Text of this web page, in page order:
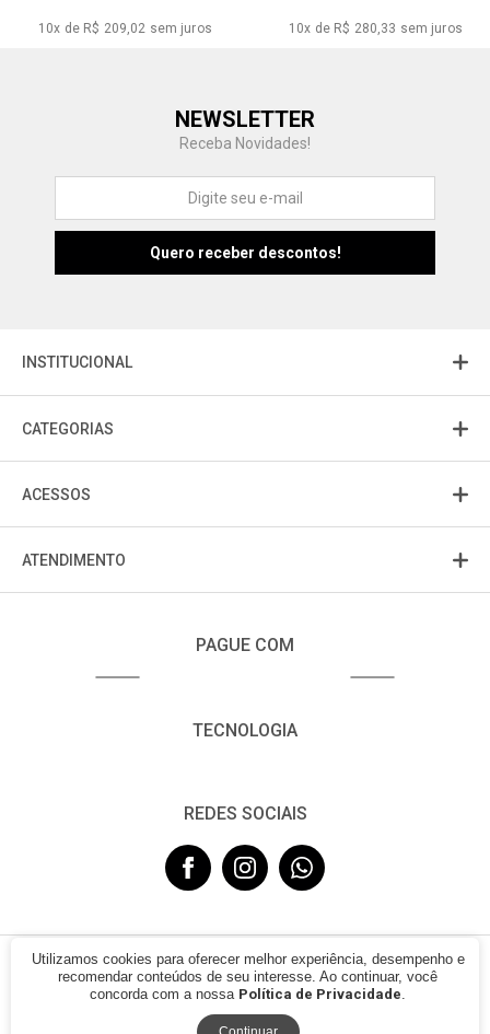
10x de R$ 209,02 sem juros 10x de R$ 280,33 sem juros
NEWSLETTER
Receba Novidades!
INSTITUCIONAL
CATEGORIAS
ACESSOS
ATENDIMENTO
PAGUE COM
TECNOLOGIA
REDES SOCIAIS
© 2021 - FUJISOM. CNPJ: 08.683.782/0001-12. Todos os direitos
reservados.
Fu Fujisom
Utilizamos cookies para oferecer melhor experiência, desempenho e
recomendar conteúdos de seu interesse. Ao continuar, você
concorda com a nossa Política de Privacidade.